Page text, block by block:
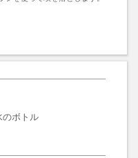
のボトル